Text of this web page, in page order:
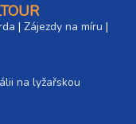
| Zájezdy na míru |
na lyžařskou